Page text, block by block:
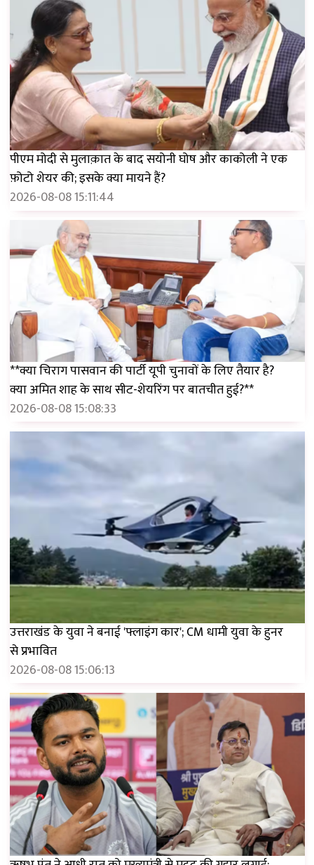
पीएम मोदी से मुलाक़ात के बाद सयोनी घोष और काकोली ने एक
फ़ोटो शेयर की; इसके क्या मायने हैं?
2026-08-08 15:11:44
**क्या चिराग पासवान की पार्टी यूपी चुनावों के लिए तैयार है?
क्या अमित शाह के साथ सीट-शेयरिंग पर बातचीत हुई?**
2026-08-08 15:08:33
उत्तराखंड के युवा ने बनाई 'फ्लाइंग कार'; CM धामी युवा के हुनर ​​
से प्रभावित
2026-08-08 15:06:13